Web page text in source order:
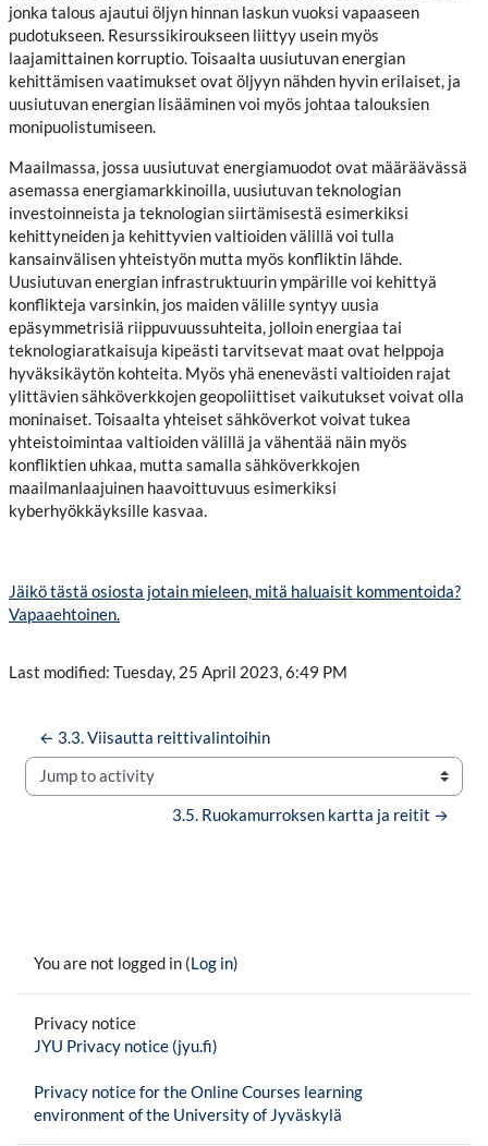
jonka talous ajautui öljyn hinnan laskun vuoksi vapaaseen
pudotukseen. Resurssikiroukseen liittyy usein myös
laajamittainen korruptio. Toisaalta uusiutuvan energian
kehittämisen vaatimukset ovat öljyyn nähden hyvin erilaiset, ja
uusiutuvan energian lisääminen voi myös johtaa talouksien
monipuolistumiseen.
Maailmassa, jossa uusiutuvat energiamuodot ovat määräävässä
asemassa energiamarkkinoilla, uusiutuvan teknologian
investoinneista ja teknologian siirtämisestä esimerkiksi
kehittyneiden ja kehittyvien valtioiden välillä voi tulla
kansainvälisen yhteistyön mutta myös konfliktin lähde.
Uusiutuvan energian infrastruktuurin ympärille voi kehittyä
konflikteja varsinkin, jos maiden välille syntyy uusia
epäsymmetrisiä riippuvuussuhteita, jolloin energiaa tai
teknologiaratkaisuja kipeästi tarvitsevat maat ovat helppoja
hyväksikäytön kohteita. Myös yhä enenevästi valtioiden rajat
ylittävien sähköverkkojen geopoliittiset vaikutukset voivat olla
moninaiset. Toisaalta yhteiset sähköverkot voivat tukea
yhteistoimintaa valtioiden välillä ja vähentää näin myös
konfliktien uhkaa, mutta samalla sähköverkkojen
maailmanlaajuinen haavoittuvuus esimerkiksi
kyberhyökkäyksille kasvaa.
Jäikö tästä osiosta jotain mieleen, mitä haluaisit kommentoida?
Vapaaehtoinen.
Last modified: Tuesday, 25 April 2023, 6:49 PM
← 3.3. Viisautta reittivalintoihin
Jump to activity
3.5. Ruokamurroksen kartta ja reitit →
You are not logged in (Log in)
Privacy notice
JYU Privacy notice (jyu.fi)
Privacy notice for the Online Courses learning
environment of the University of Jyväskylä